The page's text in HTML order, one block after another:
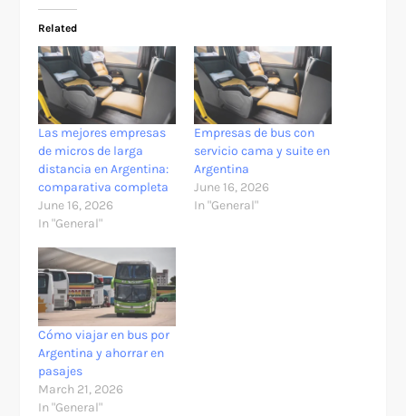
Related
Las mejores empresas
de micros de larga
distancia en Argentina:
comparativa completa
June 16, 2026
In "General"
Empresas de bus con
servicio cama y suite en
Argentina
June 16, 2026
In "General"
Cómo viajar en bus por
Argentina y ahorrar en
pasajes
March 21, 2026
In "General"